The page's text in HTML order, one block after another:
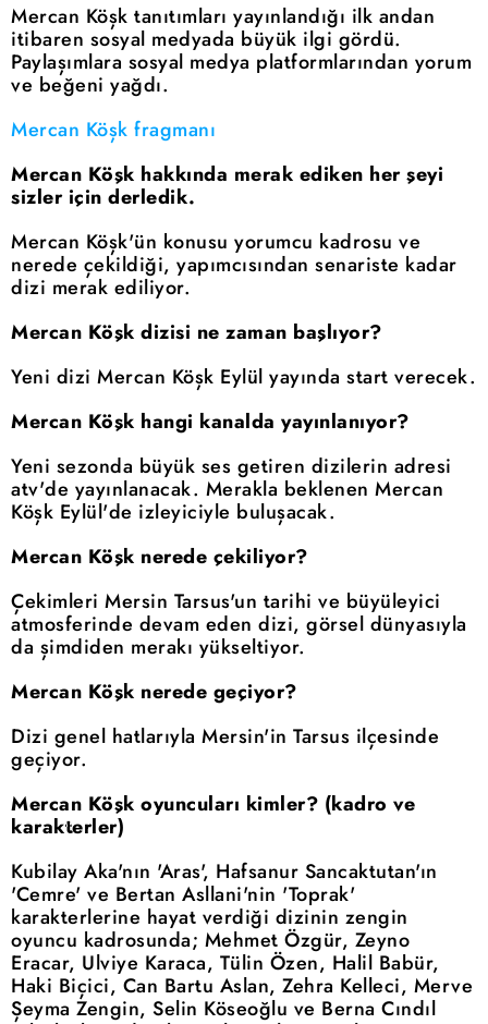
Mercan Köşk tanıtımları yayınlandığı ilk andan
itibaren sosyal medyada büyük ilgi gördü.
Paylaşımlara sosyal medya platformlarından yorum
ve beğeni yağdı.
Mercan Köşk fragmanı
Mercan Köşk hakkında merak ediken her şeyi
sizler için derledik.
Mercan Köşk'ün konusu yorumcu kadrosu ve
nerede çekildiği, yapımcısından senariste kadar
dizi merak ediliyor.
Mercan Köşk dizisi ne zaman başlıyor?
Yeni dizi Mercan Köşk Eylül yayında start verecek.
Mercan Köşk hangi kanalda yayınlanıyor?
Yeni sezonda büyük ses getiren dizilerin adresi
atv'de yayınlanacak. Merakla beklenen Mercan
Köşk Eylül'de izleyiciyle buluşacak.
Mercan Köşk nerede çekiliyor?
Çekimleri Mersin Tarsus'un tarihi ve büyüleyici
atmosferinde devam eden dizi, görsel dünyasıyla
da şimdiden merakı yükseltiyor.
Mercan Köşk nerede geçiyor?
Dizi genel hatlarıyla Mersin'in Tarsus ilçesinde
geçiyor.
Mercan Köşk oyuncuları kimler? (kadro ve
karakterler)
Kubilay Aka'nın 'Aras', Hafsanur Sancaktutan'ın
'Cemre' ve Bertan Asllani'nin 'Toprak'
karakterlerine hayat verdiği dizinin zengin
oyuncu kadrosunda; Mehmet Özgür, Zeyno
Eracar, Ulviye Karaca, Tülin Özen, Halil Babür,
Haki Biçici, Can Bartu Aslan, Zehra Kelleci, Merve
Şeyma Zengin, Selin Köseoğlu ve Berna Cındıl